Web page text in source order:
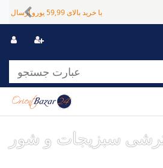
های پرداخت متفاوت Previous
سبزیجات و شور